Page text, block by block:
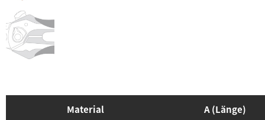
Material A (Länge)